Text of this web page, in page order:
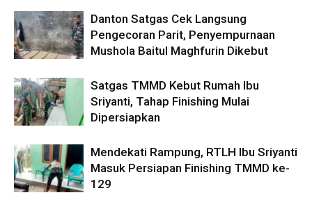
Danton Satgas Cek Langsung
Pengecoran Parit, Penyempurnaan
Mushola Baitul Maghfurin Dikebut
Satgas TMMD Kebut Rumah Ibu
Sriyanti, Tahap Finishing Mulai
Dipersiapkan
Mendekati Rampung, RTLH Ibu Sriyanti
Masuk Persiapan Finishing TMMD ke-
129